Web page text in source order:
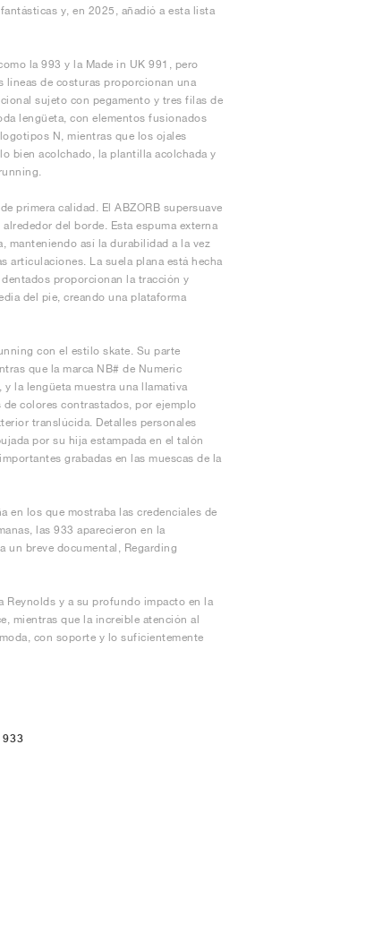
y, en 2025, añadió a esta lista
la 993 y la Made in UK 991, pero
líneas de costuras proporcionan una
sujeto con pegamento y tres filas de
lengüeta, con elementos fusionados
N, mientras que los ojales
bien acolchado, la plantilla acolchada y
primera calidad. El ABZORB supersuave
del borde. Esta espuma externa
manteniendo así la durabilidad a la vez
articulaciones. La suela plana está hecha
proporcionan la tracción y
del pie, creando una plataforma
con el estilo skate. Su parte
que la marca NB# de Numeric
la lengüeta muestra una llamativa
colores contrastados, por ejemplo
translúcida. Detalles personales
por su hija estampada en el talón
grabadas en las muescas de la
en los que mostraba las credenciales de
las 933 aparecieron en la
un breve documental, Regarding
Reynolds y a su profundo impacto en la
mientras que la increíble atención al
con soporte y lo suficientemente